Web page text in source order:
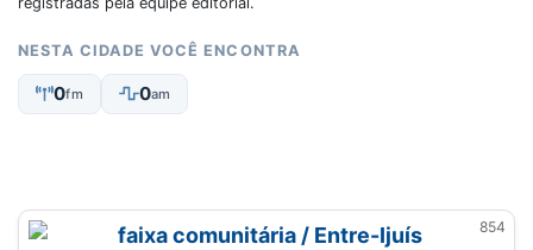
NESTA CIDADE VOCÊ ENCONTRA
0fm 0am
faixa comunitária / Entre-Ijuís 854